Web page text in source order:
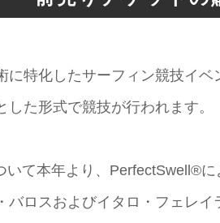
に特化したサーフィン競技イベ
た形式で競技が行われます。
いて本年より、PerfectSwell®に
バロスおよびイタロ・フェレ